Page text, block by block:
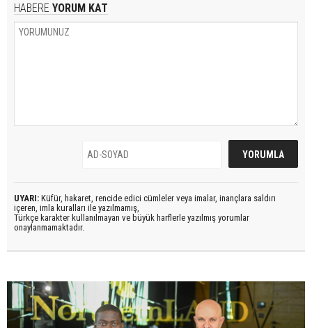
HABERE YORUM KAT
UYARI: Küfür, hakaret, rencide edici cümleler veya imalar, inançlara saldırı
içeren, imla kuralları ile yazılmamış,
Türkçe karakter kullanılmayan ve büyük harflerle yazılmış yorumlar
onaylanmamaktadır.